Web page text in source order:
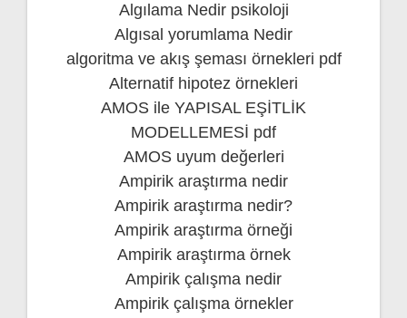
Algılama Nedir psikoloji
Algısal yorumlama Nedir
algoritma ve akış şeması örnekleri pdf
Alternatif hipotez örnekleri
AMOS ile YAPISAL EŞİTLİK
MODELLEMESİ pdf
AMOS uyum değerleri
Ampirik araştırma nedir
Ampirik araştırma nedir?
Ampirik araştırma örneği
Ampirik araştırma örnek
Ampirik çalışma nedir
Ampirik çalışma örnekler